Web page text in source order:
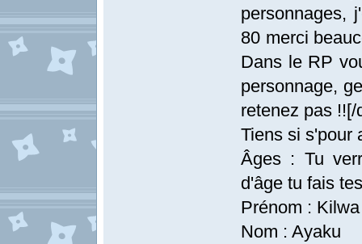
personnages,
80 merci
Dans le RP
personnage,
retenez pas !![/
Tiens si s'pour
Âges : Tu
d'âge tu fais
Prénom : Kilwa
Nom : Ayaku